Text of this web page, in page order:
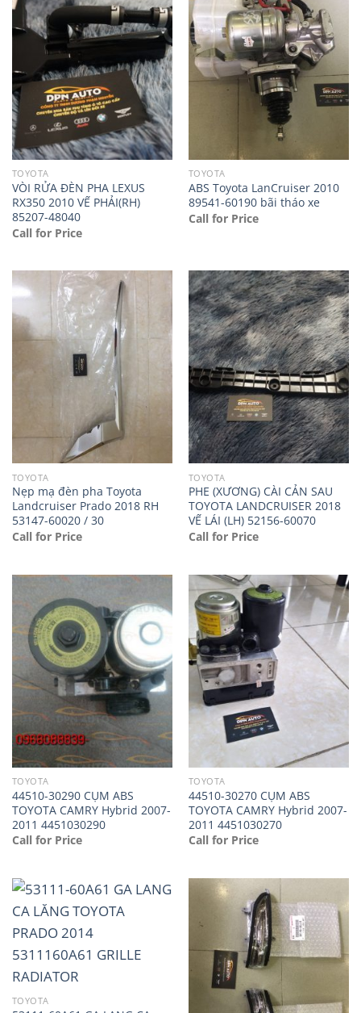
TOYOTA
VÒI RỬA ĐÈN PHA LEXUS
RX350 2010 VẾ PHẢI(RH)
85207-48040
Call for Price
TOYOTA
ABS Toyota LanCruiser 2010
89541-60190 bãi tháo xe
Call for Price
TOYOTA
Nẹp mạ đèn pha Toyota
Landcruiser Prado 2018 RH
53147-60020 / 30
Call for Price
TOYOTA
PHE (XƯƠNG) CÀI CẢN SAU
TOYOTA LANDCRUISER 2018
VẾ LÁI (LH) 52156-60070
Call for Price
TOYOTA
44510-30290 CỤM ABS
TOYOTA CAMRY Hybrid 2007-
2011 4451030290
Call for Price
TOYOTA
44510-30270 CỤM ABS
TOYOTA CAMRY Hybrid 2007-
2011 4451030270
Call for Price
TOYOTA